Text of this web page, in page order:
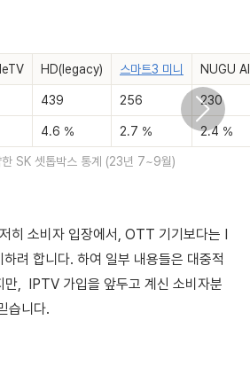
HD(legacy) 스마트3 미니 NUGU
439 256 230
4.6 % 2.7 % 2.4 %
한 SK 셋톱박스 통계 (23년 7~9월)
히 소비자 입장에서, OTT 기기보다는 I
려 합니다. 하여 일부 내용들은 대중적
만, IPTV 가입을 앞두고 계신 소비자분
습니다.